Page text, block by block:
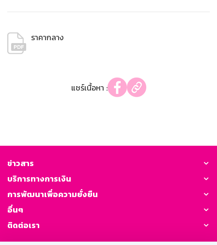
ราคากลาง
แชร์เนื้อหา :
ข่าวสาร
บริการทางการเงิน
การพัฒนาเพื่อความยั่งยืน
อื่นๆ
ติดต่อเรา